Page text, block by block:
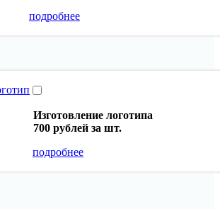
подробнее
Изготовление логотипа
700 рублей за шт.
подробнее